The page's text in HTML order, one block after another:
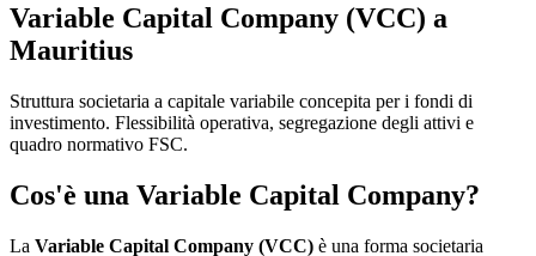
Variable Capital Company (VCC) a
Mauritius
Struttura societaria a capitale variabile concepita per i fondi di
investimento. Flessibilità operativa, segregazione degli attivi e
quadro normativo FSC.
Cos'è una Variable Capital Company?
La Variable Capital Company (VCC) è una forma societaria